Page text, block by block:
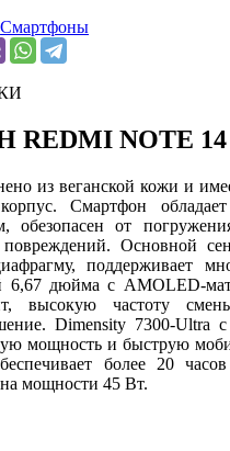
Смартфоны
NOTE 14
из веганской кожи и
Смартфон
обезопасен от
повреждений. Основной
поддерживает
6,67 дюйма с AMOLED-
высокую частоту
Dimensity 7300-Ultra
мощность и быструю
более 20
мощности 45 Вт.